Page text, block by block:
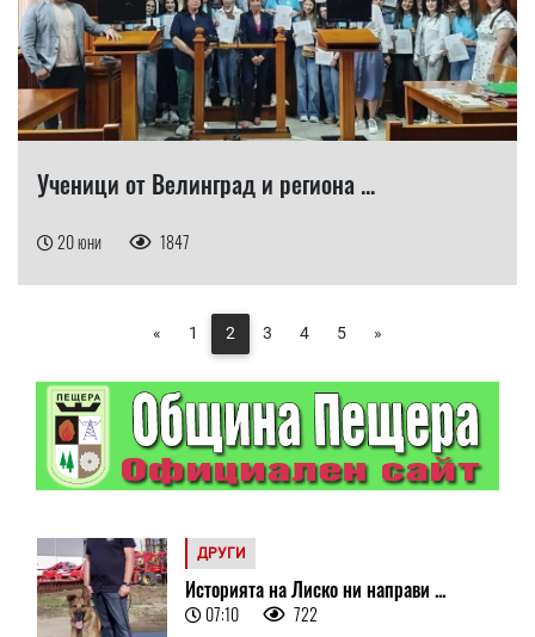
Ученици от Велинград и региона ...
20 юни 1847
« 1 2 3 4 5 »
ДРУГИ
Историята на Лиско ни направи ...
07:10 722